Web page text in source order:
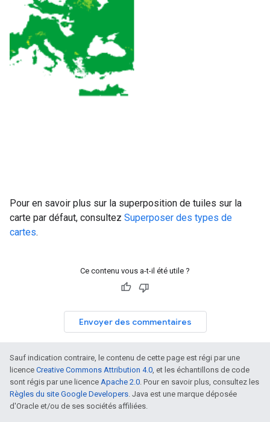
Pour en savoir plus sur la superposition de tuiles sur la
carte par défaut, consultez Superposer des types de
cartes.
Ce contenu vous a-t-il été utile ?
Envoyer des commentaires
Sauf indication contraire, le contenu de cette page est régi par une
licence Creative Commons Attribution 4.0 , et les échantillons de code
sont régis par une licence Apache 2.0 . Pour en savoir plus, consultez les
Règles du site Google Developers . Java est une marque déposée
d'Oracle et/ou de ses sociétés affiliées.